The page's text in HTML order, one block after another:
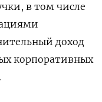
в том числе
доход
корпоративных